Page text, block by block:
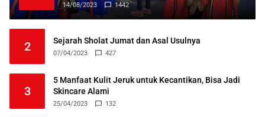
14/08/2023 1442
2 Sejarah Sholat Jumat dan Asal Usulnya
07/04/2023 427
3
5 Manfaat Kulit Jeruk untuk Kecantikan, Bisa Jadi
Skincare Alami
25/04/2023 132